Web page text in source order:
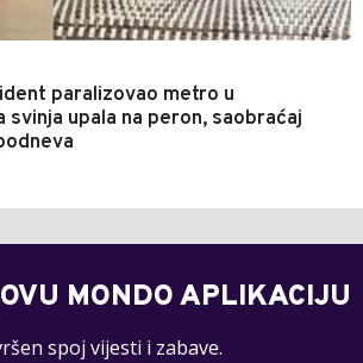
paralizovao metro u
svinja upala na peron, saobraćaj
MONDO APLIKACIJU
spoj vijesti i zabave.